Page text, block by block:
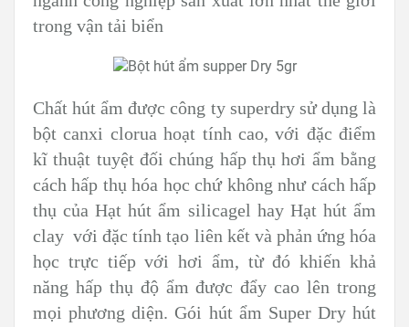
trong vận tải biển
Chất hút ẩm được công ty superdry sử dụng là
bột canxi clorua hoạt tính cao, với đặc điểm
kĩ thuật tuyệt đối chúng hấp thụ hơi ẩm bằng
cách hấp thụ hóa học chứ không như cách hấp
thụ của Hạt hút ẩm silicagel hay Hạt hút ẩm
clay với đặc tính tạo liên kết và phản ứng hóa
học trực tiếp với hơi ẩm, từ đó khiến khả
năng hấp thụ độ ẩm được đẩy cao lên trong
mọi phương diện. Gói hút ẩm Super Dry hút